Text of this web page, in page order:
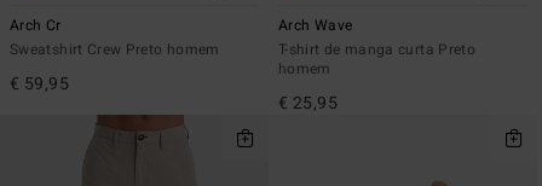
Arch Cr
Sweatshirt Crew Preto homem
€ 59,95
Arch Wave
T-shirt de manga curta Preto
homem
€ 25,95